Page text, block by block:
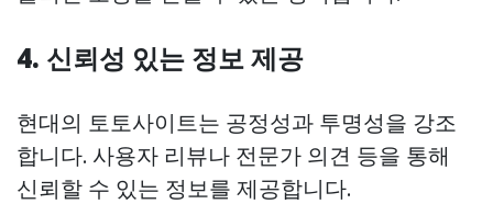
4. 신뢰성 있는 정보 제공
현대의 토토사이트는 공정성과 투명성을 강조
합니다. 사용자 리뷰나 전문가 의견 등을 통해
신뢰할 수 있는 정보를 제공합니다.